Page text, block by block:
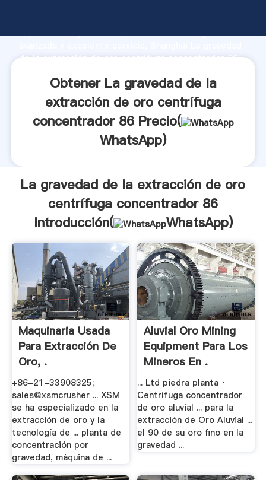
capacidad de producción, fuerza de investigación
de la extracción de oro centrífuga concentrador 86
clientes.Obtener La gravedad de la
extracción de oro centrífuga
concentrador 86 Precio(
WhatsApp)
La gravedad de la extracción de oro
centrífuga concentrador 86
Introducción(
WhatsApp)
Maquinaria Usada
Para Extracción De
Oro, .
+86-21-33908325;
sales@xsmcrusher ... XSM
se ha especializado en la
extracción de oro y la
tecnología de ... planta de
concentración por
gravedad, máquina de ...
Aluvial Oro Mining
Equipment Para Los
Mineros En .
... Ltd piedra planta ·
Centrífuga concentrador
de oro aluvial ... para la
extracción de Oro Aluvial ...
el 90 de su oro fino en la
gravedad ...